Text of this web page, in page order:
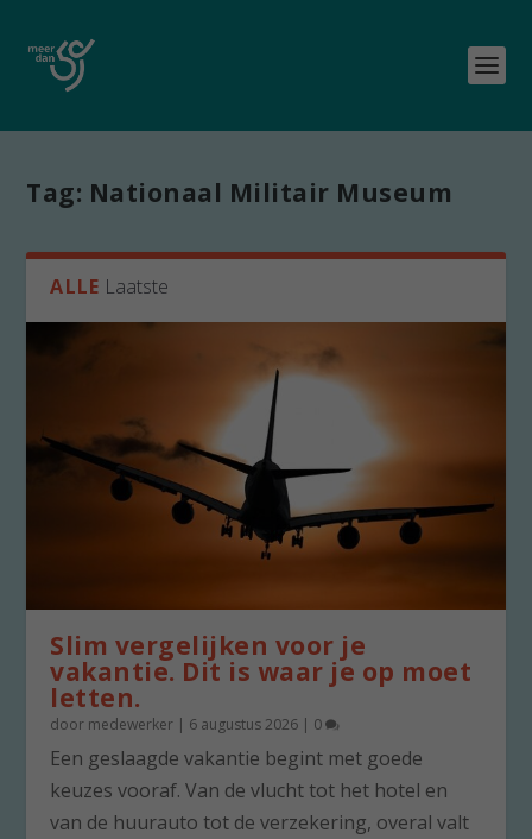
Tag: Nationaal Militair Museum
ALLE Laatste
Slim vergelijken voor je
vakantie. Dit is waar je op moet
letten.
door medewerker | 6 augustus 2026 | 0
Een geslaagde vakantie begint met goede
keuzes vooraf. Van de vlucht tot het hotel en
van de huurauto tot de verzekering, overal valt